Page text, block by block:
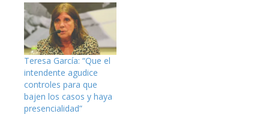
Teresa García: “Que el
intendente agudice
controles para que
bajen los casos y haya
presencialidad”